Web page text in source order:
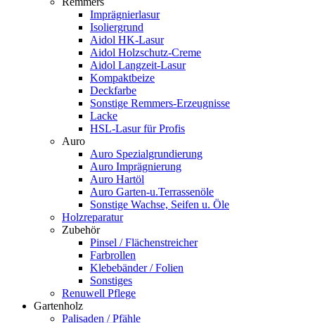
Imprägnierlasur
Isoliergrund
Aidol HK-Lasur
Aidol Holzschutz-Creme
Aidol Langzeit-Lasur
Kompaktbeize
Deckfarbe
Sonstige Remmers-Erzeugnisse
Lacke
HSL-Lasur für Profis
Auro
Auro Spezialgrundierung
Auro Imprägnierung
Auro Hartöl
Auro Garten-u.Terrassenöle
Sonstige Wachse, Seifen u. Öle
Holzreparatur
Zubehör
Pinsel / Flächenstreicher
Farbrollen
Klebebänder / Folien
Sonstiges
Renuwell Pflege
Gartenholz
Palisaden / Pfähle